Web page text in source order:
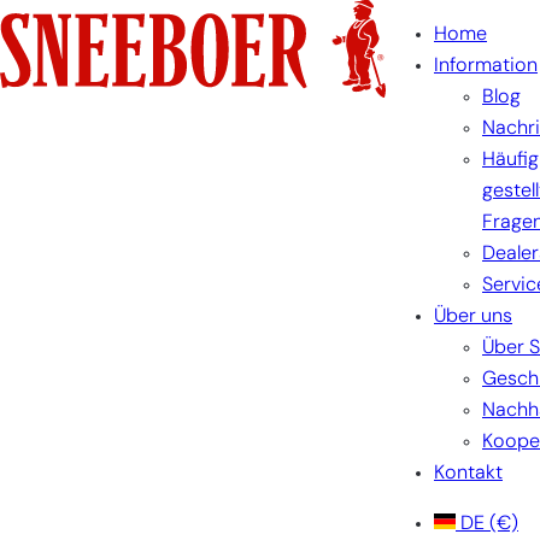
Zum
Inhalt
springen
Home
Information
Blog
Häufig
Über uns
Über
Kontakt
DE (€)